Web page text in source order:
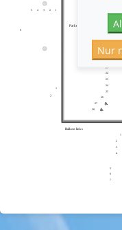
Parkett Seite links
Balkon links
18
19
20
21
22
23
24
25
26
27
28
1
1
2
2
3
4
5
6
7
1
2
3
4
5
6
Nur